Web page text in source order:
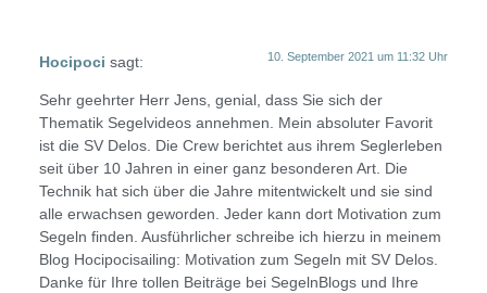
Hocipoci sagt: 10. September 2021 um 11:32 Uhr
Sehr geehrter Herr Jens, genial, dass Sie sich der
Thematik Segelvideos annehmen. Mein absoluter Favorit
ist die SV Delos. Die Crew berichtet aus ihrem Seglerleben
seit über 10 Jahren in einer ganz besonderen Art. Die
Technik hat sich über die Jahre mitentwickelt und sie sind
alle erwachsen geworden. Jeder kann dort Motivation zum
Segeln finden. Ausführlicher schreibe ich hierzu in meinem
Blog Hocipocisailing: Motivation zum Segeln mit SV Delos.
Danke für Ihre tollen Beiträge bei SegelnBlogs und Ihre